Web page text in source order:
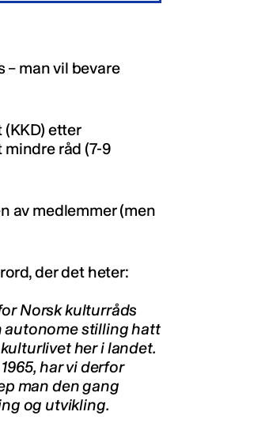
man vil bevare
etter
råd (7-9
av medlemmer (men
der det heter:
Norsk kulturråds
autonome stilling hatt
her i landet.
har vi derfor
man den gang
og utvikling.